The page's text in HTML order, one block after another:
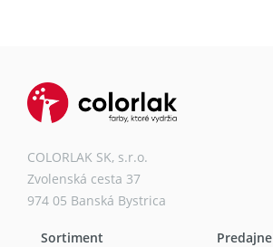
COLORLAK SK, s.r.o.
Zvolenská cesta 37
974 05 Banská Bystrica
Sortiment Predajne